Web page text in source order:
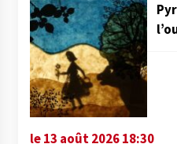
le 13 août 2026 18:30